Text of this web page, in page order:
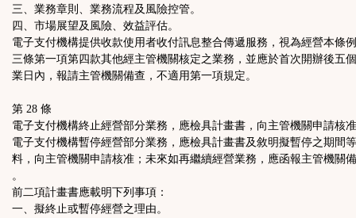
三、業務章則、業務流程及風險控管。
四、市場展望及風險、效益評估。
電子支付機構提供收款使用者收付訊息整合傳遞服務，視為經營本條
三條第一項第四款其他經主管機關核定之業務，並應於首次開辦後五
業日內，報請主管機關備查，不適用第一項規定。
第 28 條
電子支付機構終止經營部分業務，應檢具計畫書，向主管機關申請核
電子支付機構暫停經營部分業務，應檢具計畫書及敘明擬暫停之期間
料，向主管機關申請核准；未來如再繼續經營業務，應函報主管機關
。
前二項計畫書應載明下列事項：
一、擬終止或暫停經營之理由。